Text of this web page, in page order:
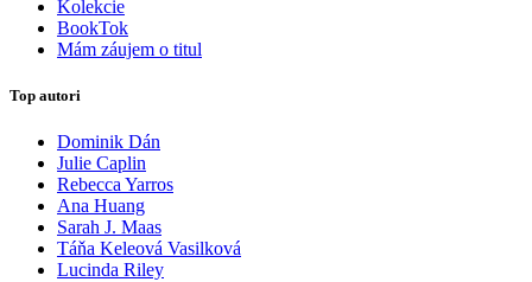
Kolekcie
BookTok
Mám záujem o titul
Top autori
Dominik Dán
Julie Caplin
Rebecca Yarros
Ana Huang
Sarah J. Maas
Táňa Keleová Vasilková
Lucinda Riley